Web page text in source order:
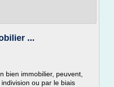
...
bien immobilier, peuvent,
ou par le biais